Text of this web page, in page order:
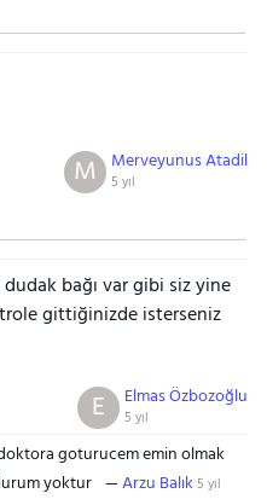
Merveyunus Atadil
5 yıl
M
bağı var gibi siz yine
gittiğinizde isterseniz
Elmas Özbozoğlu
5 yıl
E
goturucem emin olmak
yoktur
Arzu Balık 5 yıl